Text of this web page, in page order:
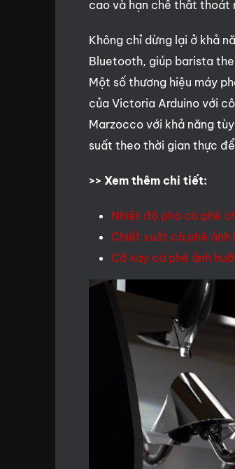
cao và hạn chế thất thoát
Không chỉ dừng lại ở khả
Bluetooth, giúp barista
Một số thương hiệu máy
của Victoria Arduino với
Marzocco với khả năng
suất theo thời gian thực
>> Xem thêm chi tiết:
Nhiệt độ pha cà phê
Chiết xuất cà phê ảnh
Cỡ xay cà phê ảnh